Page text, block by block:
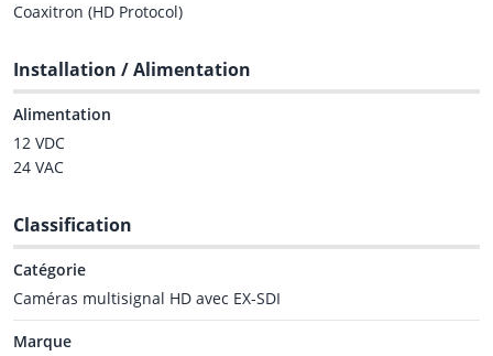
Coaxitron (HD Protocol)
Installation / Alimentation
Alimentation
12 VDC
24 VAC
Classification
Catégorie
Caméras multisignal HD avec EX-SDI
Marque